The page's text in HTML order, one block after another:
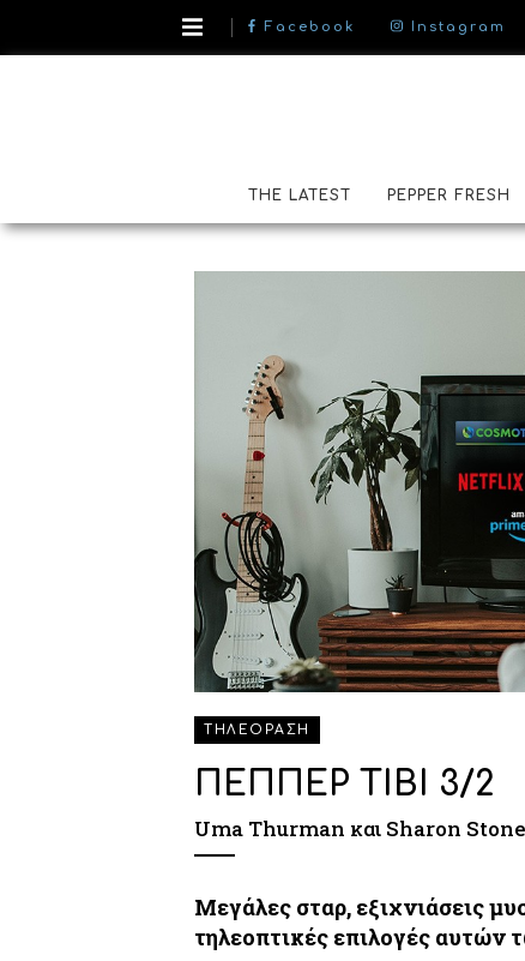
Facebook Instagram
THE LATEST PEPPER FRESH
ΤΗΛΕΟΡΑΣΗ
ΠΕΠΠΕΡ ΤΙΒΙ 3/2
Uma Thurman και Sharon Stone
Μεγάλες σταρ, εξιχνιάσεις
τηλεοπτικές επιλογές αυτών